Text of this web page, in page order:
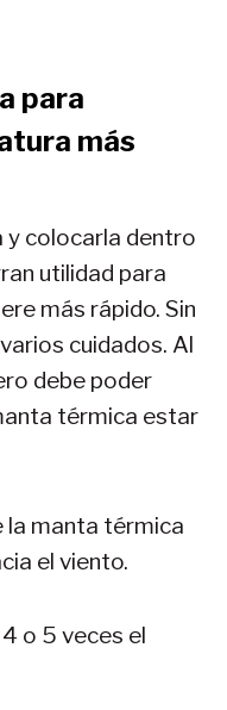
para
más
y colocarla dentro
utilidad para
más rápido. Sin
cuidados. Al
debe poder
térmica estar
la manta térmica
el viento.
o 5 veces el